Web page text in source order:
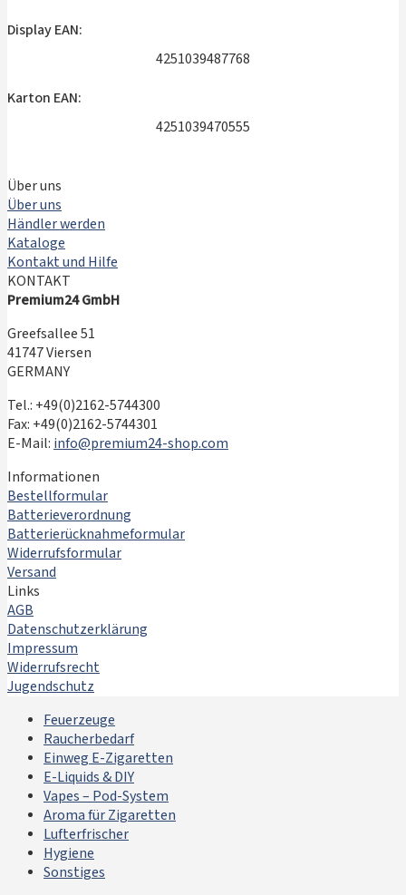
Display EAN:
4251039487768
Karton EAN:
4251039470555
Über uns
Über uns
Händler werden
Kataloge
Kontakt und Hilfe
KONTAKT
Premium24 GmbH
Greefsallee 51
41747 Viersen
GERMANY
Tel.: +49(0)2162-5744300
Fax: +49(0)2162-5744301
E-Mail: info@premium24-shop.com
Informationen
Bestellformular
Batterieverordnung
Batterierücknahmeformular
Widerrufsformular
Versand
Links
AGB
Datenschutzerklärung
Impressum
Widerrufsrecht
Jugendschutz
Feuerzeuge
Raucherbedarf
Einweg E-Zigaretten
E-Liquids & DIY
Vapes – Pod-System
Aroma für Zigaretten
Lufterfrischer
Hygiene
Sonstiges